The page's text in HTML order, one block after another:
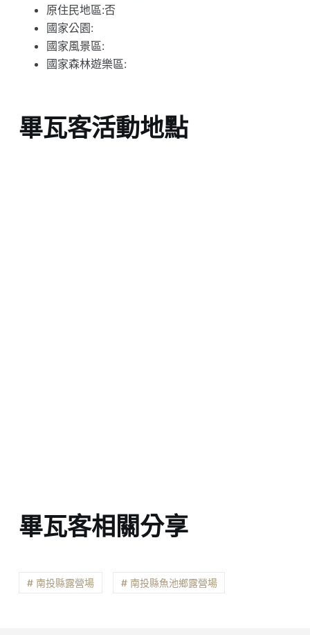
原住民地區:否
國家公園:
國家風景區:
國家森林遊樂區:
畢瓦客活動地點
畢瓦客相關分享
# 南投縣露營場 # 南投縣魚池鄉露營場